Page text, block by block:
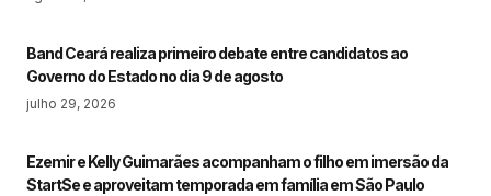
Band Ceará realiza primeiro debate entre candidatos ao
Governo do Estado no dia 9 de agosto
julho 29, 2026
Ezemir e Kelly Guimarães acompanham o filho em imersão da
StartSe e aproveitam temporada em família em São Paulo